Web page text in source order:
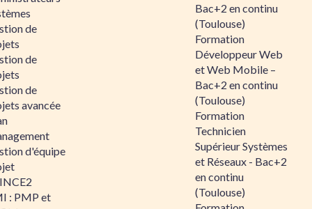
de
de
de
avancée
d'équipe
: PMP et
Bac+2 en continu
(Toulouse)
Formation
Développeur Web
et Web Mobile –
Bac+2 en continu
(Toulouse)
Formation
Technicien
Supérieur Systèmes
et Réseaux - Bac+2
en continu
(Toulouse)